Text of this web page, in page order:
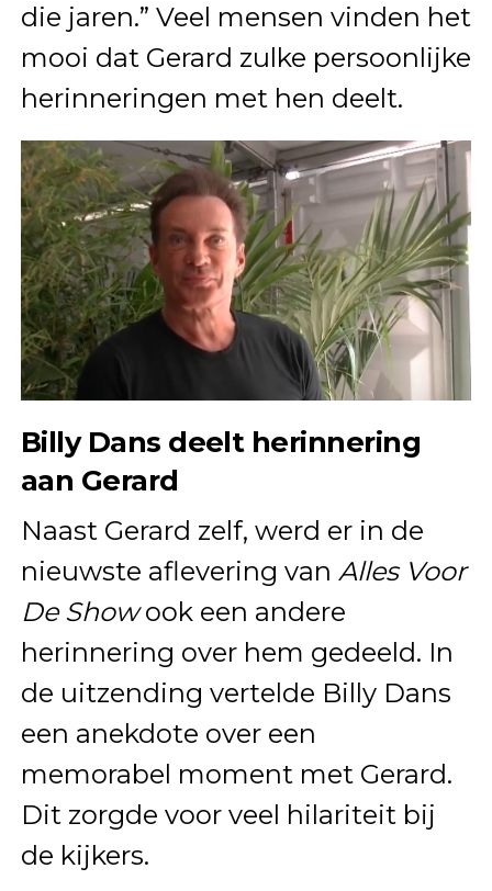
die jaren.” Veel mensen vinden het
mooi dat Gerard zulke persoonlijke
herinneringen met hen deelt.
Billy Dans deelt herinnering
aan Gerard
Naast Gerard zelf, werd er in de
nieuwste aflevering van Alles Voor
De Showook een andere
herinnering over hem gedeeld. In
de uitzending vertelde Billy Dans
een anekdote over een
memorabel moment met Gerard.
Dit zorgde voor veel hilariteit bij
de kijkers.